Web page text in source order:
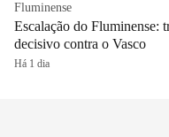
Fluminense
Escalação do Fluminense:
decisivo contra o Vasco
Há 1 dia